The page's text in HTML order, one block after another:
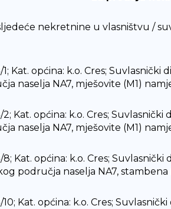
nekretnine u vlasništvu /
Kat. općina: k.o. Cres;
naselja NA7, mješovite (M1)
Kat. općina: k.o. Cres;
naselja NA7, mješovite (M1)
8; Kat. općina: k.o. Cres;
područja naselja NA7, stambena
Kat. općina: k.o. Cres;